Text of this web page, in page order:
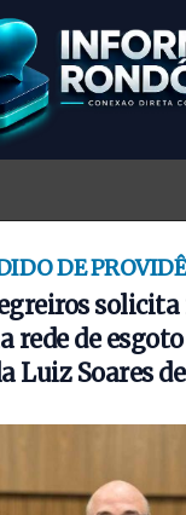
DE
rede de
Luiz Soares